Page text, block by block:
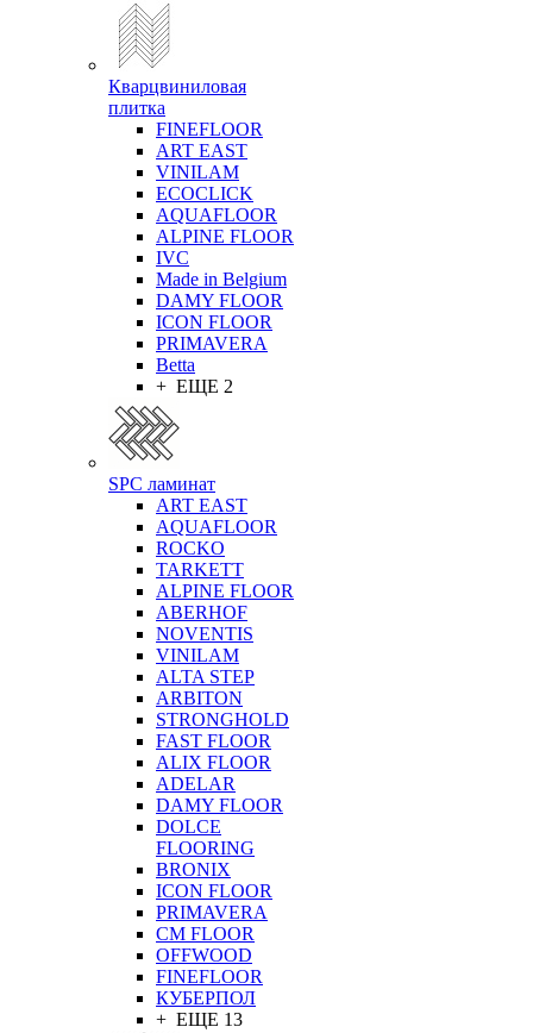
Кварцвиниловая
плитка
FINEFLOOR
ART EAST
VINILAM
ECOCLICK
AQUAFLOOR
ALPINE FLOOR
IVC
Made in Belgium
DAMY FLOOR
ICON FLOOR
PRIMAVERA
Betta
+ ЕЩЕ 2
SPC ламинат
ART EAST
AQUAFLOOR
ROCKO
TARKETT
ALPINE FLOOR
ABERHOF
NOVENTIS
VINILAM
ALTA STEP
ARBITON
STRONGHOLD
FAST FLOOR
ALIX FLOOR
ADELAR
DAMY FLOOR
DOLCE
FLOORING
BRONIX
ICON FLOOR
PRIMAVERA
CM FLOOR
OFFWOOD
FINEFLOOR
КУБЕРПОЛ
+ ЕЩЕ 13